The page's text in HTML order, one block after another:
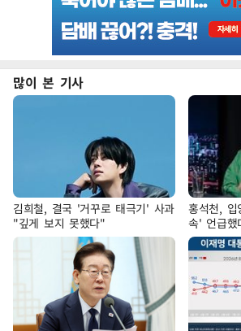
많이 본 기사
김희철, 결국 '거꾸로 태극기' 사과
"깊게 보지 못했다"
홍석천,
속' 언급했